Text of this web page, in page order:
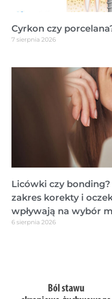
Cyrkon czy
7 sierpnia 2026
Licówki czy
zakres korekty i
wpływają na wybór
6 sierpnia 2026